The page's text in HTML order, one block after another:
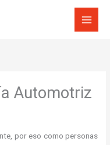
Automotriz
por eso como personas